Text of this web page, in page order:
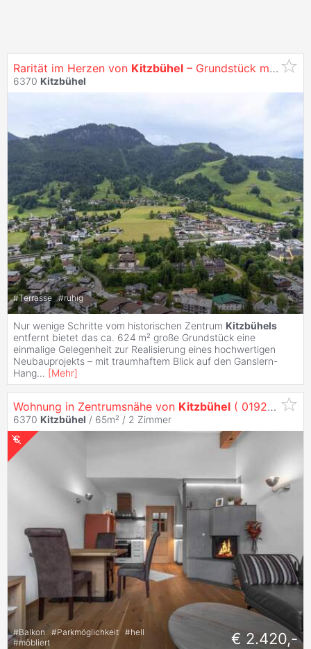
Rarität im Herzen von Kitzbühel – Grundstück mit
6370 Kitzbühel
#Terrasse #ruhig
Nur wenige Schritte vom historischen Zentrum Kitzbühels
entfernt bietet das ca. 624 m² große Grundstück eine
einmalige Gelegenheit zur Realisierung eines hochwertigen
Neubauprojekts – mit traumhaftem Blick auf den Ganslern-
Hang... [Mehr]
Wohnung in Zentrumsnähe von Kitzbühel ( 01925 )
6370 Kitzbühel / 65m² / 2 Zimmer
#Balkon #Parkmöglichkeit #hell
#möbliert € 2.420,-